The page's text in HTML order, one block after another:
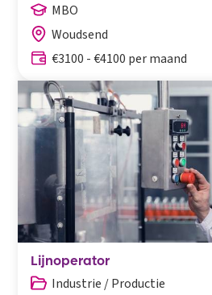
MBO
Woudsend
€3100 - €4100 per maand
Lijnoperator
Industrie / Productie